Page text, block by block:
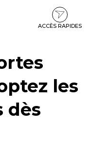
ACCÈS RAPIDES
les
dès